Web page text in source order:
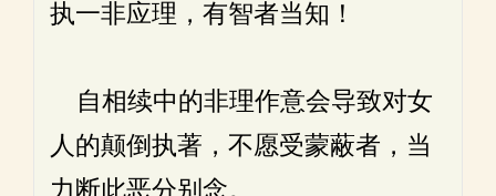
执一非应理，有智者当知！
自相续中的非理作意会导致对女
人的颠倒执著，不愿受蒙蔽者，当
力断此恶分别念。